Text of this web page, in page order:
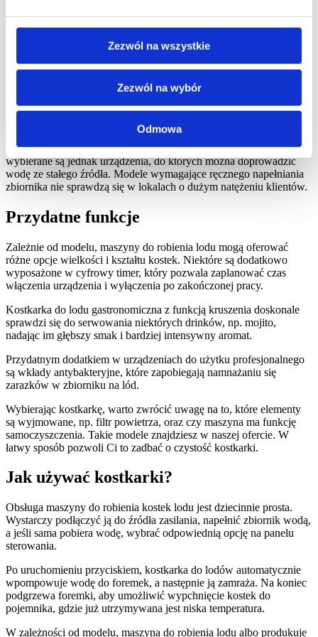
Zezwól na wszystkie
Zezwól na wybór
Odmowa
Budowa maszyny do robienia lodu
Aby odpowiedzieć na pytanie, jak działa
najpierw przyjrzyjmy się jej budowie. Urządzenie składa się z
wyjmowanego zbiornika na wodę oraz koszyka albo szufladki na
Warto podkreślić, że zarówno sprzęt przeznaczony do użytku
domowego, jak i kostkarka do lodu gastronomiczna, zbudowane są
w podobny sposób. Do użytku profesjonalnego najczęściej
wybierane są jednak urządzenia, do których można doprowadzić
wodę ze stałego źródła. Modele wymagające ręcznego napełniania
zbiornika nie sprawdzą się w lokalach o dużym natężeniu klientów.
Przydatne funkcje
Zależnie od modelu, maszyny do robienia lodu mogą oferować
różne opcje wielkości i kształtu kostek. Niektóre są dodatkowo
wyposażone w cyfrowy timer, który pozwala zaplanować czas
włączenia urządzenia i wyłączenia po zakończonej pracy.
Kostkarka do lodu gastronomiczna z funkcją kruszenia doskonale
sprawdzi się do serwowania niektórych drinków, np. mojito,
nadając im głębszy smak i bardziej intensywny aromat.
Przydatnym dodatkiem w urządzeniach do użytku profesjonalnego
są wkłady antybakteryjne, które zapobiegają namnażaniu się
zarazków w zbiorniku na lód.
Wybierając kostkarkę, warto zwrócić uwagę na to, które elementy
są wyjmowane, np. filtr powietrza, oraz czy maszyna ma funkcję
samoczyszczenia. Takie modele znajdziesz w naszej ofercie. W
łatwy sposób pozwoli Ci to zadbać o czystość kostkarki.
Jak używać kostkarki?
Obsługa maszyny do robienia kostek lodu jest dziecinnie prosta.
Wystarczy podłączyć ją do źródła zasilania, napełnić zbiornik wodą,
a jeśli sama pobiera wodę, wybrać odpowiednią opcję na panelu
sterowania.
Po uruchomieniu przyciskiem, kostkarka do lodów automatycznie
wpompowuje wodę do foremek, a następnie ją zamraża. Na koniec
podgrzewa foremki, aby umożliwić wypchnięcie kostek do
pojemnika, gdzie już utrzymywana jest niska temperatura.
W zależności od modelu, maszyna do robienia lodu albo produkuje